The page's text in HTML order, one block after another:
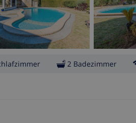
2 Badezimmer